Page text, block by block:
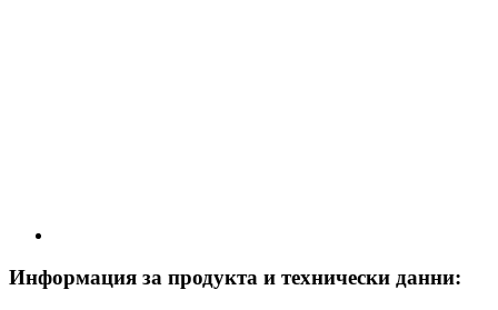
Информация за продукта и технически данни: